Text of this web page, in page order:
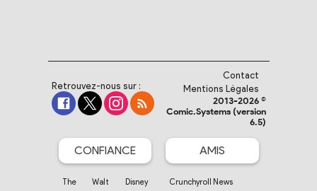
Retrouvez-nous sur :
Contact
Mentions Légales
2013-2026 ©
Comic.Systems (version
6.5)
CONFIANCE
The Walt Disney
AMIS
Crunchyroll News